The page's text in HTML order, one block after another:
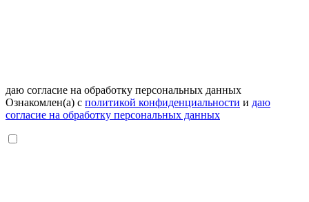
даю согласие на обработку персональных данных
Ознакомлен(а) с политикой конфиденциальности и даю
согласие на обработку персональных данных